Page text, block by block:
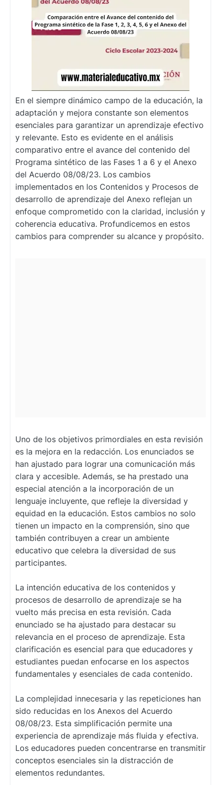
En el siempre dinámico campo de la educación, la
adaptación y mejora constante son elementos
esenciales para garantizar un aprendizaje efectivo
y relevante. Esto es evidente en el análisis
comparativo entre el avance del contenido del
Programa sintético de las Fases 1 a 6 y el Anexo
del Acuerdo 08/08/23. Los cambios
implementados en los Contenidos y Procesos de
desarrollo de aprendizaje del Anexo reflejan un
enfoque comprometido con la claridad, inclusión y
coherencia educativa. Profundicemos en estos
cambios para comprender su alcance y propósito.
Uno de los objetivos primordiales en esta revisión
es la mejora en la redacción. Los enunciados se
han ajustado para lograr una comunicación más
clara y accesible. Además, se ha prestado una
especial atención a la incorporación de un
lenguaje incluyente, que refleje la diversidad y
equidad en la educación. Estos cambios no solo
tienen un impacto en la comprensión, sino que
también contribuyen a crear un ambiente
educativo que celebra la diversidad de sus
participantes.
La intención educativa de los contenidos y
procesos de desarrollo de aprendizaje se ha
vuelto más precisa en esta revisión. Cada
enunciado se ha ajustado para destacar su
relevancia en el proceso de aprendizaje. Esta
clarificación es esencial para que educadores y
estudiantes puedan enfocarse en los aspectos
fundamentales y esenciales de cada contenido.
La complejidad innecesaria y las repeticiones han
sido reducidas en los Anexos del Acuerdo
08/08/23. Esta simplificación permite una
experiencia de aprendizaje más fluida y efectiva.
Los educadores pueden concentrarse en transmitir
conceptos esenciales sin la distracción de
elementos redundantes.